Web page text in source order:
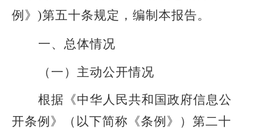
例》)第五十条规定，编制本报告。
一、总体情况
（ 一 ） 主动公开情况
根据《中华人民共和国政府信息公
开条例》（以下简称《条例》）第二十